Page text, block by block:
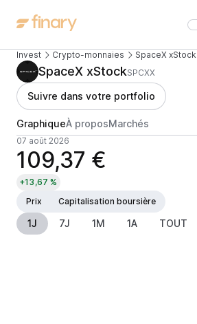
Invest Crypto-monnaies SpaceX xStock
SpaceX xStockSPCXX
Suivre dans votre portfolio
GraphiqueÀ proposMarchés
07 août 2026
109,37 €
+13,67 %
Prix
Capitalisation boursière
1J 7J 1M 1A TOUT